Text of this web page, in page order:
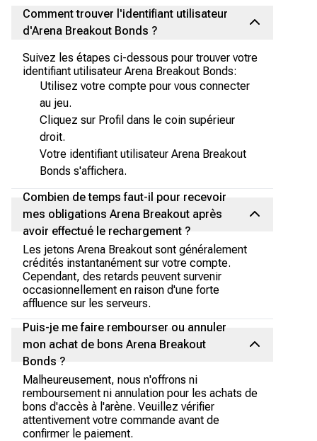
Comment trouver l'identifiant utilisateur
d'Arena Breakout Bonds ?
Suivez les étapes ci-dessous pour trouver votre
identifiant utilisateur Arena Breakout Bonds:
Utilisez votre compte pour vous connecter
au jeu.
Cliquez sur Profil dans le coin supérieur
droit.
Votre identifiant utilisateur Arena Breakout
Bonds s'affichera.
Combien de temps faut-il pour recevoir
mes obligations Arena Breakout après
avoir effectué le rechargement ?
Les jetons Arena Breakout sont généralement
crédités instantanément sur votre compte.
Cependant, des retards peuvent survenir
occasionnellement en raison d'une forte
affluence sur les serveurs.
Puis-je me faire rembourser ou annuler
mon achat de bons Arena Breakout
Bonds ?
Malheureusement, nous n'offrons ni
remboursement ni annulation pour les achats de
bons d'accès à l'arène. Veuillez vérifier
attentivement votre commande avant de
confirmer le paiement.